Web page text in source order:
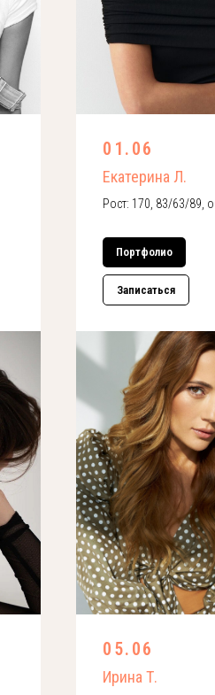
01.06
Екатерина Л.
Рост: 170, 83/63/89,
Портфолио
Записаться
05.06
Ирина Т.